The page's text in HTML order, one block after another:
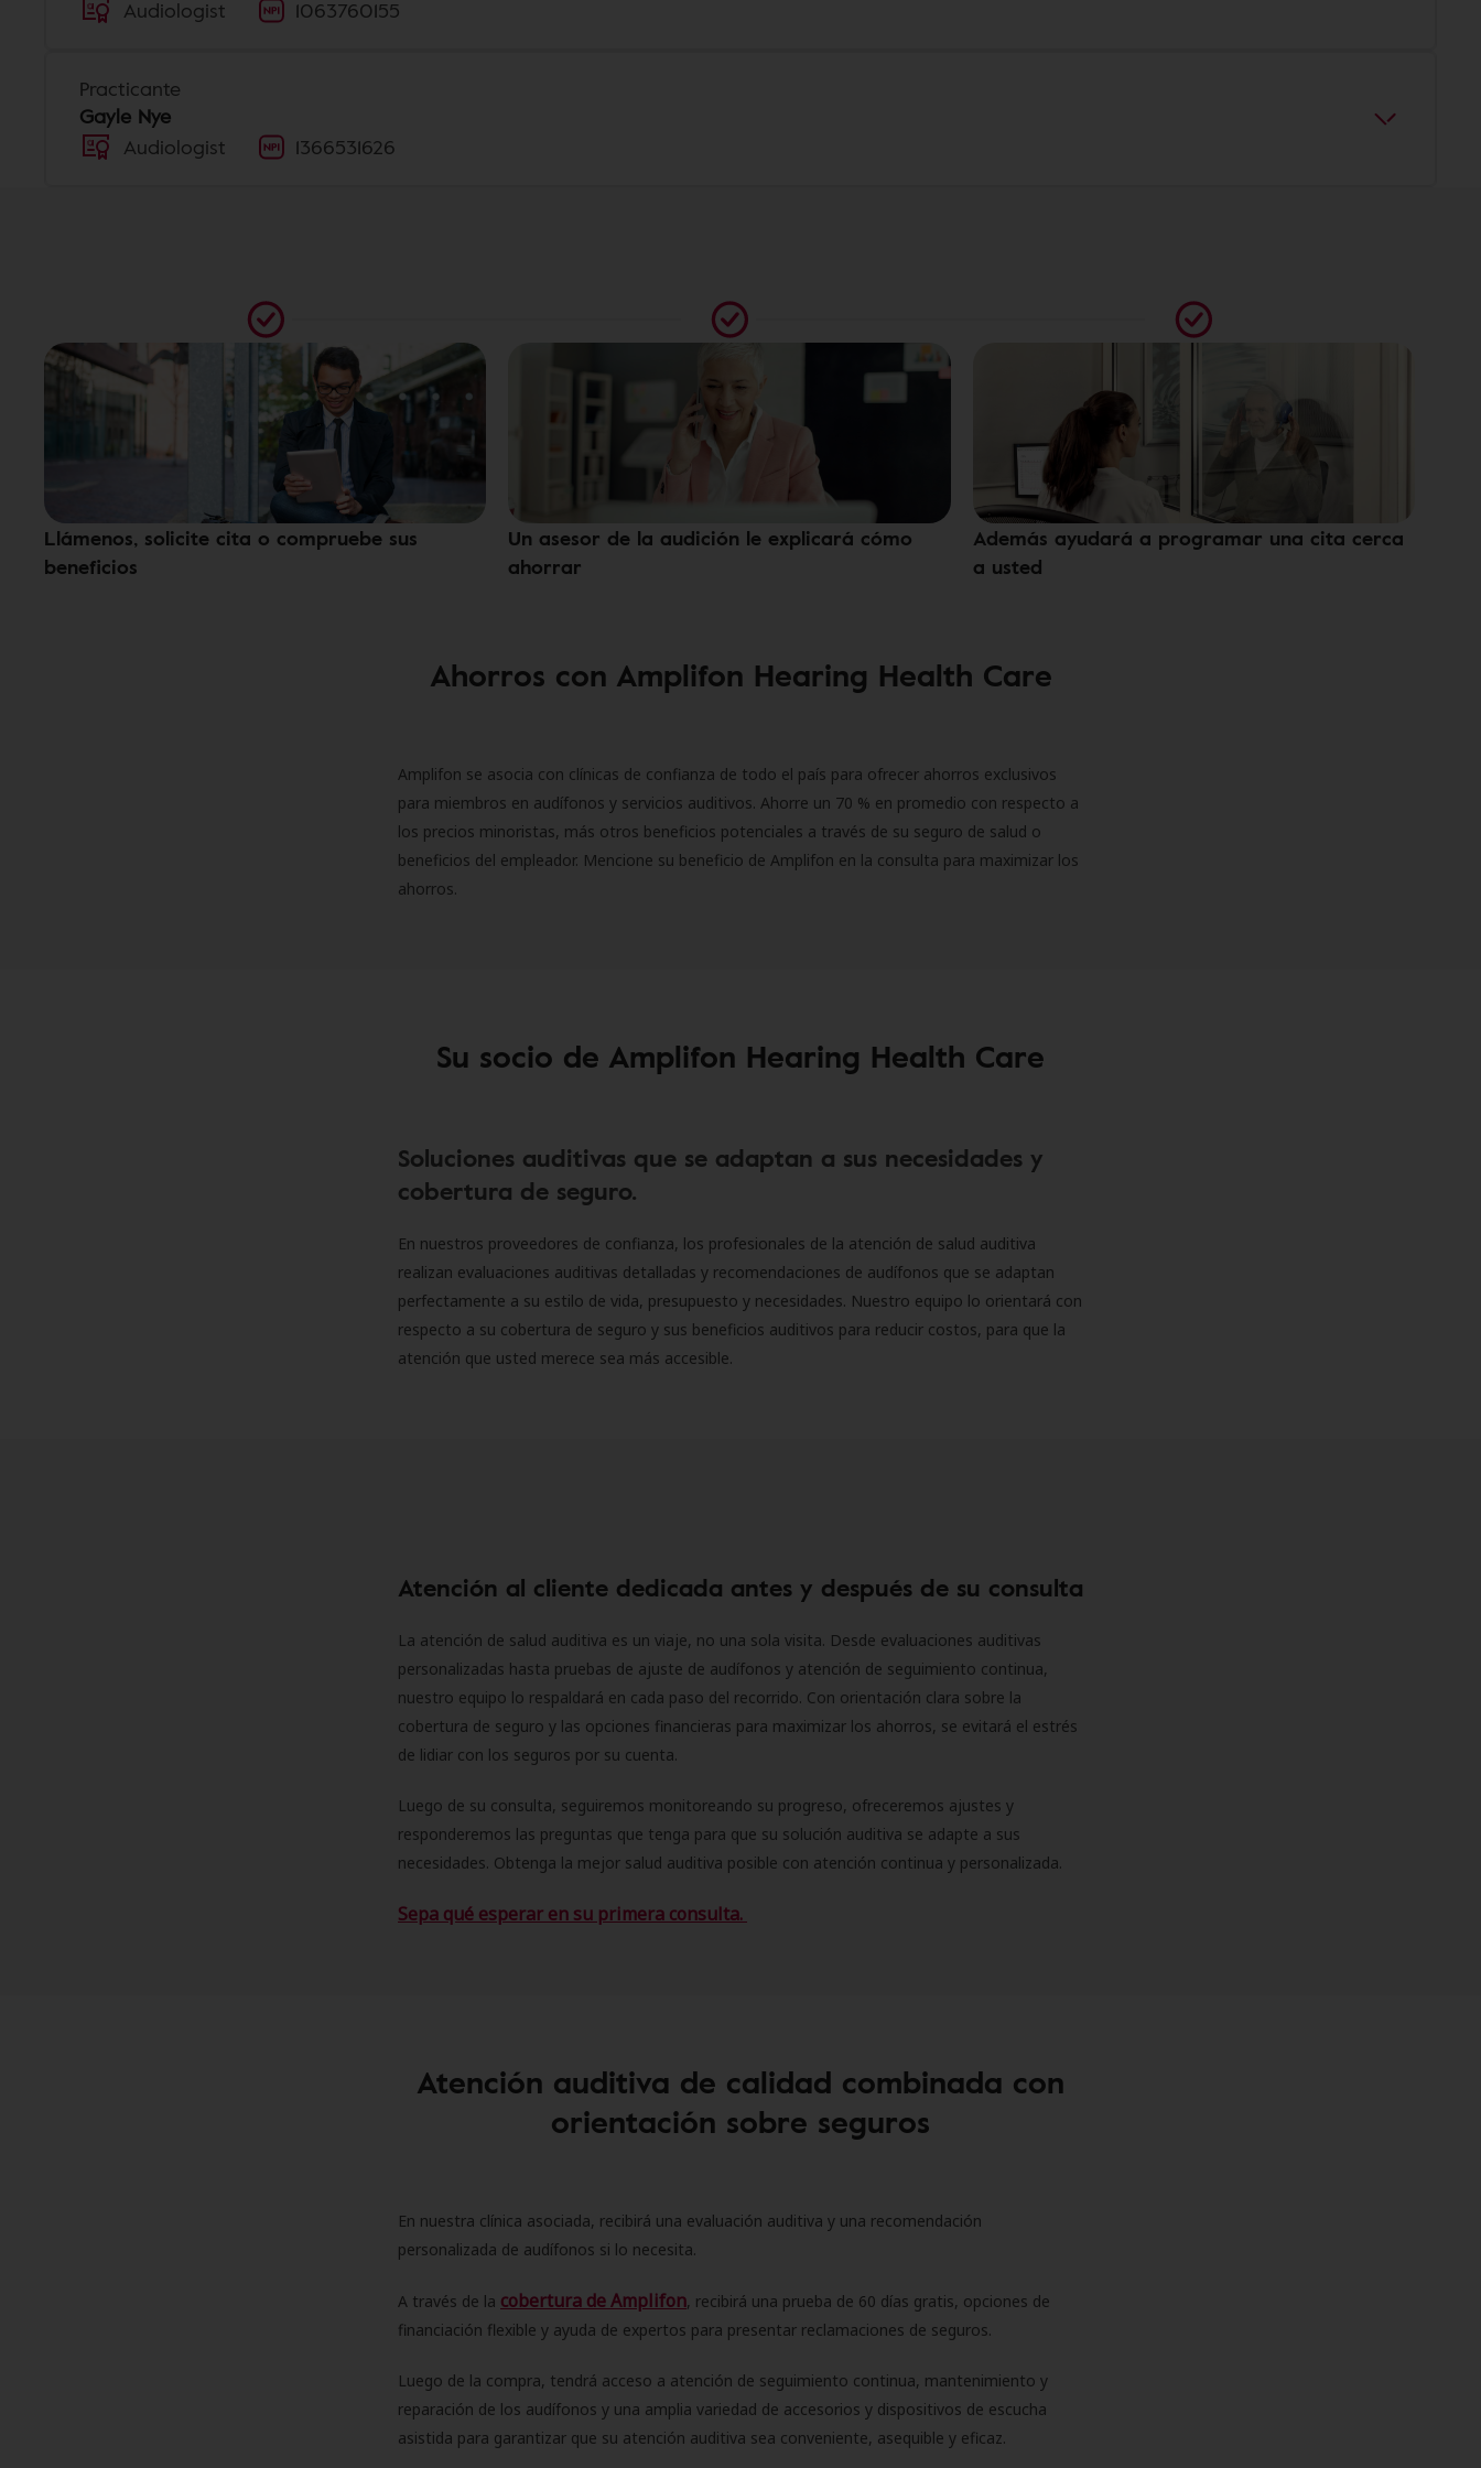
Audiologist
1063760155
Practicante
Gayle Nye
Audiologist
1366531626
Llámenos, solicite cita o compruebe sus
beneficios
Un asesor de la audición le explicará cómo
ahorrar
Además ayudará a programar una cita cerca
a usted
Ahorros con Amplifon Hearing Health Care
Amplifon se asocia con clínicas de confianza de todo el país para ofrecer ahorros exclusivos
para miembros en audífonos y servicios auditivos. Ahorre un 70 % en promedio con respecto a
los precios minoristas, más otros beneficios potenciales a través de su seguro de salud o
beneficios del empleador. Mencione su beneficio de Amplifon en la consulta para maximizar los
ahorros.
Su socio de Amplifon Hearing Health Care
Soluciones auditivas que se adaptan a sus necesidades y
cobertura de seguro.
En nuestros proveedores de confianza, los profesionales de la atención de salud auditiva
realizan evaluaciones auditivas detalladas y recomendaciones de audífonos que se adaptan
perfectamente a su estilo de vida, presupuesto y necesidades. Nuestro equipo lo orientará con
respecto a su cobertura de seguro y sus beneficios auditivos para reducir costos, para que la
atención que usted merece sea más accesible.
Atención al cliente dedicada antes y después de su consulta
La atención de salud auditiva es un viaje, no una sola visita. Desde evaluaciones auditivas
personalizadas hasta pruebas de ajuste de audífonos y atención de seguimiento continua,
nuestro equipo lo respaldará en cada paso del recorrido. Con orientación clara sobre la
cobertura de seguro y las opciones financieras para maximizar los ahorros, se evitará el estrés
de lidiar con los seguros por su cuenta.
Luego de su consulta, seguiremos monitoreando su progreso, ofreceremos ajustes y
responderemos las preguntas que tenga para que su solución auditiva se adapte a sus
necesidades. Obtenga la mejor salud auditiva posible con atención continua y personalizada.
Sepa qué esperar en su primera consulta.
Atención auditiva de calidad combinada con
orientación sobre seguros
En nuestra clínica asociada, recibirá una evaluación auditiva y una recomendación
personalizada de audífonos si lo necesita.
A través de la cobertura de Amplifon, recibirá una prueba de 60 días gratis, opciones de
financiación flexible y ayuda de expertos para presentar reclamaciones de seguros.
Luego de la compra, tendrá acceso a atención de seguimiento continua, mantenimiento y
reparación de los audífonos y una amplia variedad de accesorios y dispositivos de escucha
asistida para garantizar que su atención auditiva sea conveniente, asequible y eficaz.